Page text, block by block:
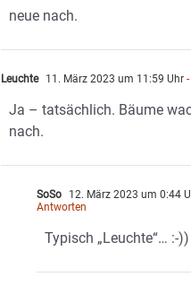
neue nach.
Leuchte 11. März 2023 um 11:59 Uhr
Ja – tatsächlich. Bäume
nach.
SoSo 12. März 2023 um 0:44
Antworten
Typisch „Leuchte“… :-))